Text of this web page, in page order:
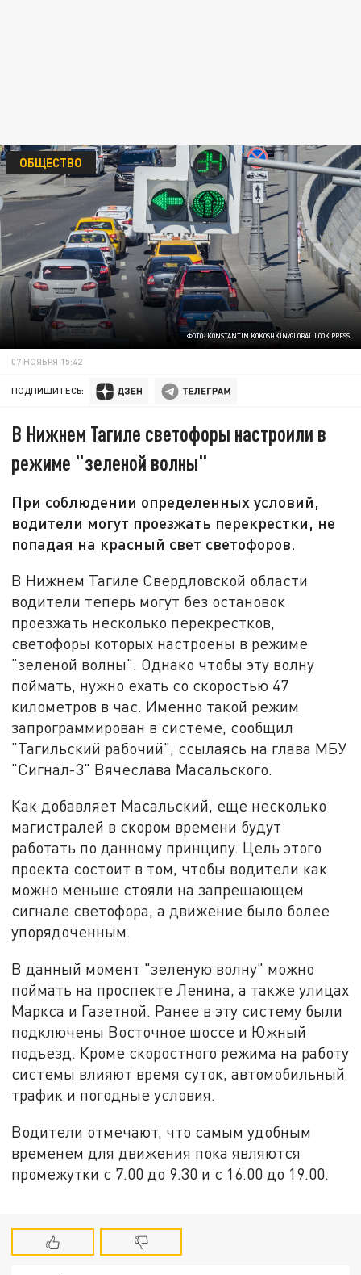
ФОТО: KONSTANTIN KOKOSHKIN/GLOBAL LOOK PRESS
ОБЩЕСТВО
07 НОЯБРЯ 15:42
ПОДПИШИТЕСЬ:
В Нижнем Тагиле светофоры настроили в
режиме "зеленой волны"
При соблюдении определенных условий,
водители могут проезжать перекрестки, не
попадая на красный свет светофоров.
В Нижнем Тагиле Свердловской области
водители теперь могут без остановок
проезжать несколько перекрестков,
светофоры которых настроены в режиме
"зеленой волны". Однако чтобы эту волну
поймать, нужно ехать со скоростью 47
километров в час. Именно такой режим
запрограммирован в системе, сообщил
"Тагильский рабочий", ссылаясь на глава МБУ
"Сигнал-3" Вячеслава Масальского.
Как добавляет Масальский, еще несколько
магистралей в скором времени будут
работать по данному принципу. Цель этого
проекта состоит в том, чтобы водители как
можно меньше стояли на запрещающем
сигнале светофора, а движение было более
упорядоченным.
В данный момент "зеленую волну" можно
поймать на проспекте Ленина, а также улицах
Маркса и Газетной. Ранее в эту систему были
подключены Восточное шоссе и Южный
подъезд. Кроме скоростного режима на работу
системы влияют время суток, автомобильный
трафик и погодные условия.
Водители отмечают, что самым удобным
временем для движения пока являются
промежутки с 7.00 до 9.30 и с 16.00 до 19.00.